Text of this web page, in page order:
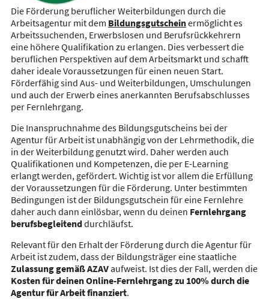
Die Förderung beruflicher Weiterbildungen durch die
Arbeitsagentur mit dem Bildungsgutscheinermöglicht es
Arbeitssuchenden, Erwerbslosen und Berufsrückkehrern
eine höhere Qualifikation zu erlangen. Dies verbessert die
beruflichen Perspektiven auf dem Arbeitsmarkt und schafft
daher ideale Voraussetzungen für einen neuen Start.
Förderfähig sind Aus- und Weiterbildungen, Umschulungen
und auch der Erwerb eines anerkannten Berufsabschlusses
per Fernlehrgang.
Die Inanspruchnahme des Bildungsgutscheins bei der
Agentur für Arbeit ist unabhängig von der Lehrmethodik, die
in der Weiterbildung genutzt wird. Daher werden auch
Qualifikationen und Kompetenzen, die per E-Learning
erlangt werden, gefördert. Wichtig ist vor allem die Erfüllung
der Voraussetzungen für die Förderung. Unter bestimmten
Bedingungen ist der Bildungsgutschein für eine Fernlehre
daher auch dann einlösbar, wenn du deinen Fernlehrgang
berufsbegleitenddurchläufst.
Relevant für den Erhalt der Förderung durch die Agentur für
Arbeit ist zudem, dass der Bildungsträger eine staatliche
Zulassung gemäß AZAVaufweist. Ist dies der Fall, werden die
Kosten für deinen Online-Fernlehrgang zu 100% durch die
Agentur für Arbeit finanziert.